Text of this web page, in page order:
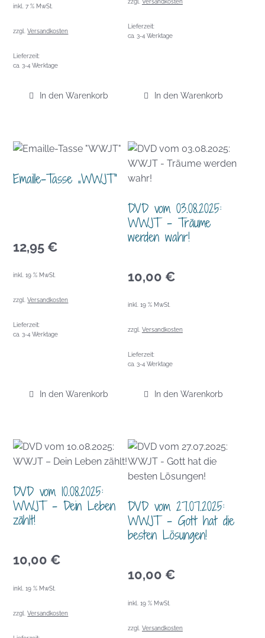
inkl. 7 % MwSt.
zzgl.Versandkosten
Lieferzeit:
ca. 3-4 Werktage
In den Warenkorb
zzgl. Versandkosten
Lieferzeit:
ca. 3-4 Werktage
In den Warenkorb
Emaille-Tasse „WWJT“
12,95 €
inkl. 19 % MwSt.
zzgl.Versandkosten
Lieferzeit:
ca. 3-4 Werktage
In den Warenkorb
DVD vom 03.08.2025:
WWJT – Träume
werden wahr!
10,00 €
inkl. 19 % MwSt.
zzgl. Versandkosten
Lieferzeit:
ca. 3-4 Werktage
In den Warenkorb
DVD vom 10.08.2025:
WWJT – Dein Leben
zählt!
10,00 €
inkl. 19 % MwSt.
zzgl.Versandkosten
DVD vom 27.07.2025:
WWJT – Gott hat die
besten Lösungen!
10,00 €
inkl. 19 % MwSt.
zzgl. Versandkosten